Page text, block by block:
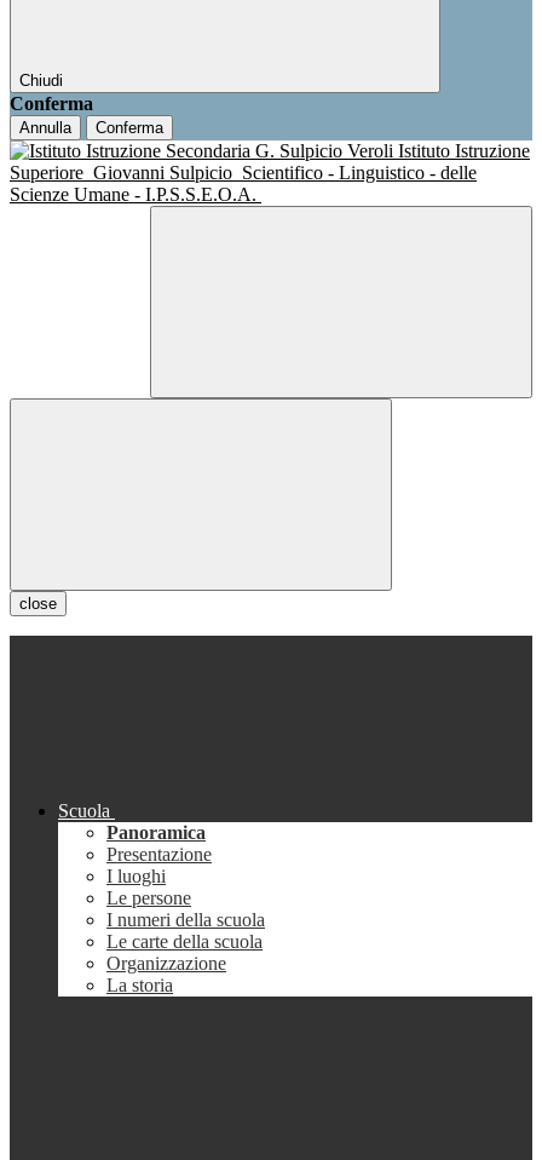
Chiudi
Conferma
Annulla Conferma
Istituto Istruzione
Superiore Giovanni Sulpicio Scientifico - Linguistico - delle
Scienze Umane - I.P.S.S.E.O.A.
close
Scuola
Panoramica
Presentazione
I luoghi
Le persone
I numeri della scuola
Le carte della scuola
Organizzazione
La storia